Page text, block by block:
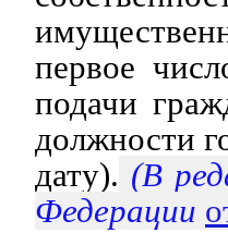
первое
подачи
должности
дату). (В
Федерации